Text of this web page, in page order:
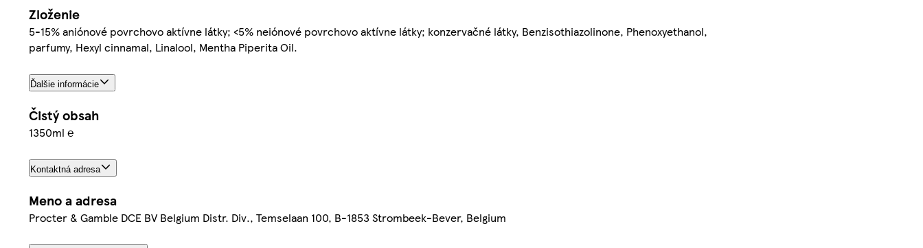
Zloženie
5-15% aniónové povrchovo aktívne látky; <5% neiónové povrchovo aktívne látky; konzervačné látky, Benzisothiazolinone, Phenoxyethanol,
parfumy, Hexyl cinnamal, Linalool, Mentha Piperita Oil.
Ďalšie informácie
Čistý obsah
1350ml ℮
Kontaktná adresa
Meno a adresa
Procter & Gamble DCE BV Belgium Distr. Div., Temselaan 100, B-1853 Strombeek-Bever, Belgium